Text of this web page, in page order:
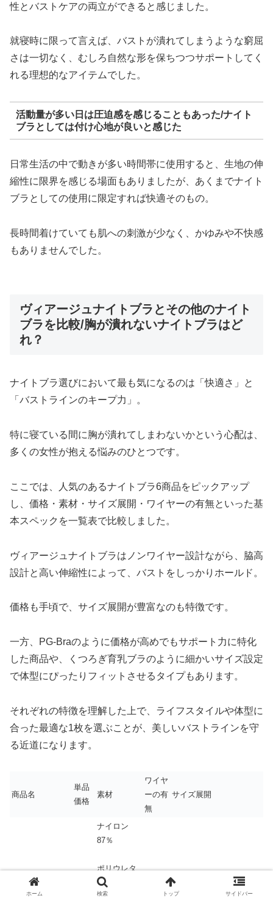
性とバストケアの両立ができると感じました。
就寝時に限って言えば、バストが潰れてしまうような窮屈
さは一切なく、むしろ自然な形を保ちつつサポートしてく
れる理想的なアイテムでした。
活動量が多い日は圧迫感を感じることもあった/ナイト
ブラとしては付け心地が良いと感じた
日常生活の中で動きが多い時間帯に使用すると、生地の伸
縮性に限界を感じる場面もありましたが、あくまでナイト
ブラとしての使用に限定すれば快適そのもの。
長時間着けていても肌への刺激が少なく、かゆみや不快感
もありませんでした。
ヴィアージュナイトブラとその他のナイト
ブラを比較/胸が潰れないナイトブラはど
れ？
ナイトブラ選びにおいて最も気になるのは「快適さ」と
「バストラインのキープ力」。
特に寝ている間に胸が潰れてしまわないかという心配は、
多くの女性が抱える悩みのひとつです。
ここでは、人気のあるナイトブラ6商品をピックアップ
し、価格・素材・サイズ展開・ワイヤーの有無といった基
本スペックを一覧表で比較しました。
ヴィアージュナイトブラはノンワイヤー設計ながら、脇高
設計と高い伸縮性によって、バストをしっかりホールド。
価格も手頃で、サイズ展開が豊富なのも特徴です。
一方、PG-Braのように価格が高めでもサポート力に特化
した商品や、くつろぎ育乳ブラのように細かいサイズ設定
で体型にぴったりフィットさせるタイプもあります。
それぞれの特徴を理解した上で、ライフスタイルや体型に
合った最適な1枚を選ぶことが、美しいバストラインを守
る近道になります。
商品名
単品
価格
素材
ワイヤ
ーの有
無
サイズ展開
viageナイトブラ
ナイロン
87％
ポリウレタ
ン13％
S・S/M・M・M/L・L・
LL（6種類）
ホーム 検索 トップ サイドバー